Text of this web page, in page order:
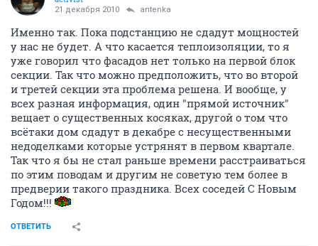
21 декабря 2010 antenka
Именно так. Пока подстанцию не сдадут мощностей
у нас не будет. А что касается теплоизоляции, то я
уже говорил что фасадов нет только на первой блок
секции. Так что можно предположить, что во второй
и третей секции эта проблема решена. И вообще, у
всех разная информация, один "прямой источник"
вещает о существенных косяках, другой о том что
всётаки дом сдадут в декабре с несущественными
недоделками которые устрянят в первом квартале.
Так что я бы не стал раньше времени расстраиваться
по этим поводам и другим не советую тем более в
предверии такого праздника. Всех соседей С Новым
Годом!!!
ОТВЕТИТЬ